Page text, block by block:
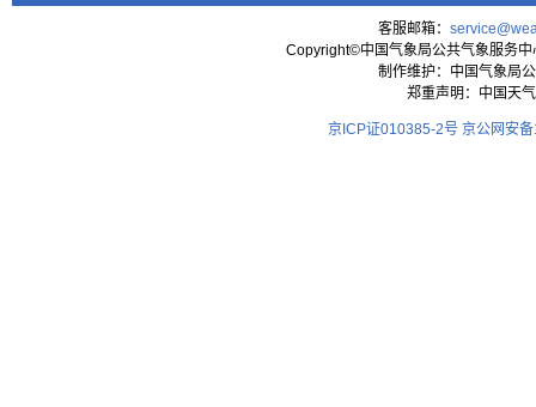
客服邮箱：
Copyright©中国气象局公共气象服务
制作维护：中国气象局
郑重声明：中国天
京ICP证010385-2号 京公网安